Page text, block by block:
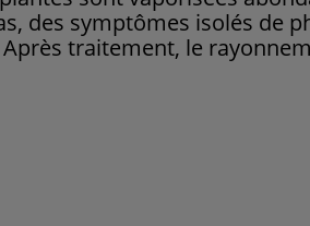
des symptômes isolés de
traitement, le